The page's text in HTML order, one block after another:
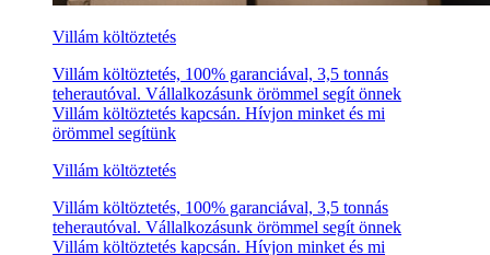
Villám költöztetés
Villám költöztetés, 100% garanciával, 3,5 tonnás
teherautóval. Vállalkozásunk örömmel segít önnek
Villám költöztetés kapcsán. Hívjon minket és mi
örömmel segítünk
Villám költöztetés
Villám költöztetés, 100% garanciával, 3,5 tonnás
teherautóval. Vállalkozásunk örömmel segít önnek
Villám költöztetés kapcsán. Hívjon minket és mi